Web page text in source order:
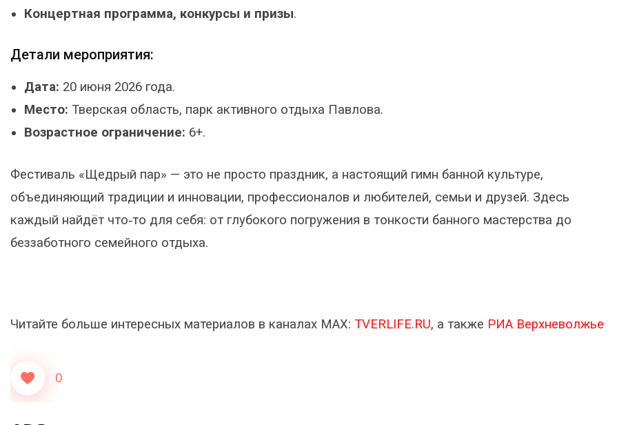
Концертная программа, конкурсы и призы.
Детали мероприятия:
Дата: 20 июня 2026 года.
Место: Тверская область, парк активного отдыха Павлова.
Возрастное ограничение: 6+.
Фестиваль «Щедрый пар» — это не просто праздник, а настоящий гимн банной культуре,
объединяющий традиции и инновации, профессионалов и любителей, семьи и друзей. Здесь
каждый найдёт что‑то для себя: от глубокого погружения в тонкости банного мастерства до
беззаботного семейного отдыха.
Читайте больше интересных материалов в каналах МАХ: TVERLIFE.RU, а также РИА Верхневолжье
0